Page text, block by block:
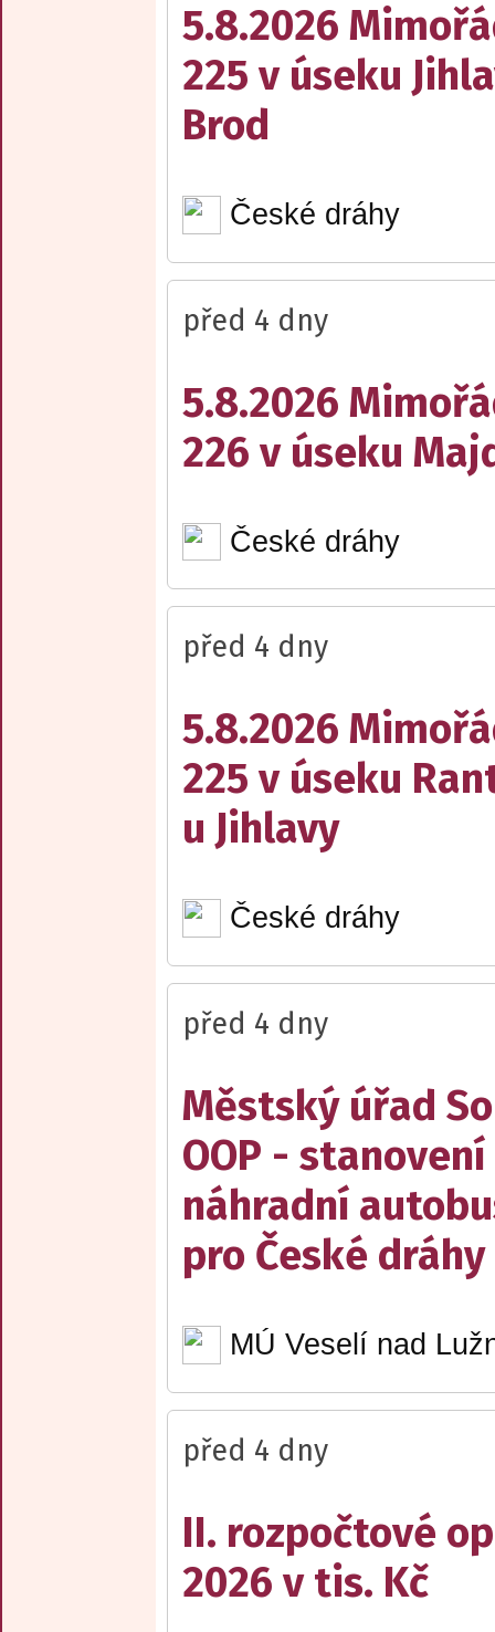
5.8.2026
225 v úseku
Brod
České dráhy
před 4 dny
5.8.2026
226 v úseku
České dráhy
před 4 dny
5.8.2026
225 v úseku
u Jihlavy
České dráhy
před 4 dny
Městský úřad
OOP -
náhradní
pro České dráhy
MÚ Veselí nad
před 4 dny
II. rozpočtové
2026 v tis. Kč